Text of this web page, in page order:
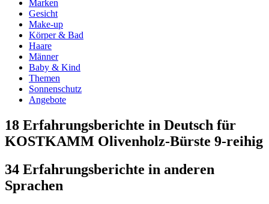
Marken
Gesicht
Make-up
Körper & Bad
Haare
Männer
Baby & Kind
Themen
Sonnenschutz
Angebote
18 Erfahrungsberichte in Deutsch für
KOSTKAMM Olivenholz-Bürste 9-reihig
34 Erfahrungsberichte in anderen
Sprachen